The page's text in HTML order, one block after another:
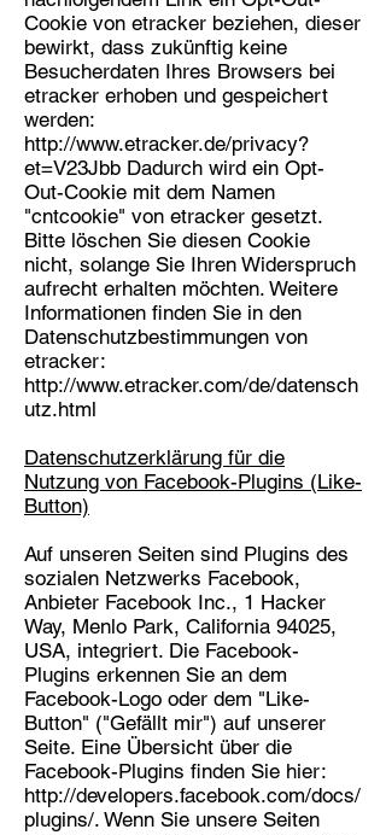
Cookie von etracker beziehen, dieser
bewirkt, dass zukünftig keine
Besucherdaten Ihres Browsers bei
etracker erhoben und gespeichert
werden:
http://www.etracker.de/privacy?
et=V23Jbb Dadurch wird ein Opt-
Out-Cookie mit dem Namen
"cntcookie" von etracker gesetzt.
Bitte löschen Sie diesen Cookie
nicht, solange Sie Ihren Widerspruch
aufrecht erhalten möchten. Weitere
Informationen finden Sie in den
Datenschutzbestimmungen von
etracker:
http://www.etracker.com/de/datensch
utz.html
Datenschutzerklärung für die
Nutzung von Facebook-Plugins (Like-
Button)
Auf unseren Seiten sind Plugins des
sozialen Netzwerks Facebook,
Anbieter Facebook Inc., 1 Hacker
Way, Menlo Park, California 94025,
USA, integriert. Die Facebook-
Plugins erkennen Sie an dem
Facebook-Logo oder dem "Like-
Button" ("Gefällt mir") auf unserer
Seite. Eine Übersicht über die
Facebook-Plugins finden Sie hier:
http://developers.facebook.com/docs/
plugins/. Wenn Sie unsere Seiten